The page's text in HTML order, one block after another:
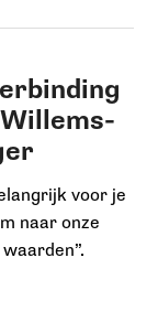
voor je
naar onze